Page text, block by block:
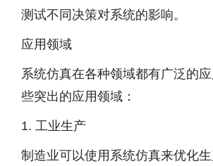
测试不同决策对系统的影响。
应用领域
系统仿真在各种领域都有广泛的
些突出的应用领域：
1. 工业生产
制造业可以使用系统仿真来优化